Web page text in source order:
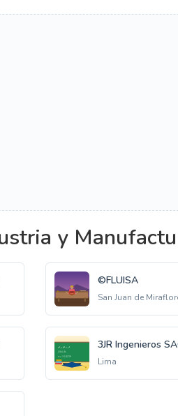
y
©FLUISA
San Juan de
3JR Ingenieros
Lima